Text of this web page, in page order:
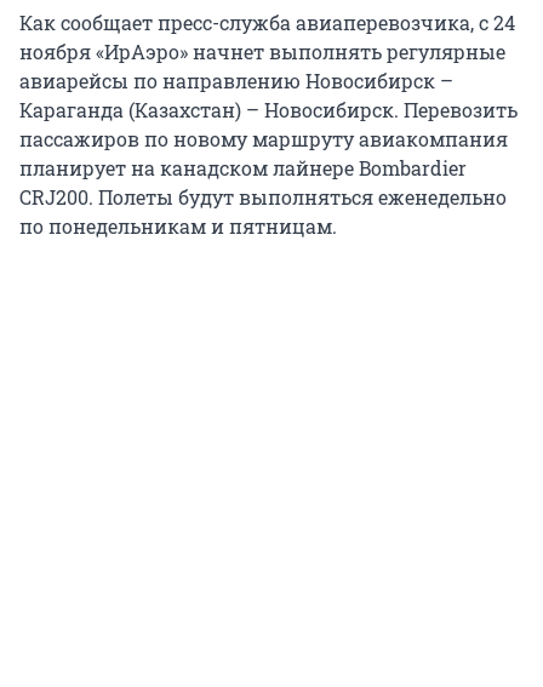
Как сообщает пресс-служба авиаперевозчика, с 24
ноября «ИрАэро» начнет выполнять регулярные
авиарейсы по направлению Новосибирск –
Караганда (Казахстан) – Новосибирск. Перевозить
пассажиров по новому маршруту авиакомпания
планирует на канадском лайнере Bombardier
CRJ200. Полеты будут выполняться еженедельно
по понедельникам и пятницам.